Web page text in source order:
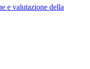
e valutazione della